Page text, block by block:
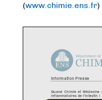
(www.chimie.ens.fr)